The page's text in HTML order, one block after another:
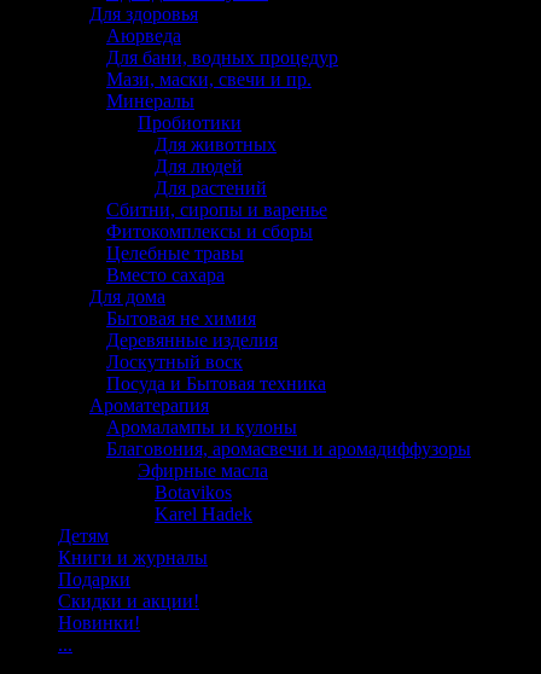
Для здоровья
Аюрведа
Для бани, водных процедур
Мази, маски, свечи и пр.
Минералы
Пробиотики
Для животных
Для людей
Для растений
Сбитни, сиропы и варенье
Фитокомплексы и сборы
Целебные травы
Вместо сахара
Для дома
Бытовая не химия
Деревянные изделия
Лоскутный воск
Посуда и Бытовая техника
Ароматерапия
Аромалампы и кулоны
Благовония, аромасвечи и аромадиффузоры
Эфирные масла
Botavikos
Karel Hadek
Детям
Книги и журналы
Подарки
Скидки и акции!
Новинки!
...